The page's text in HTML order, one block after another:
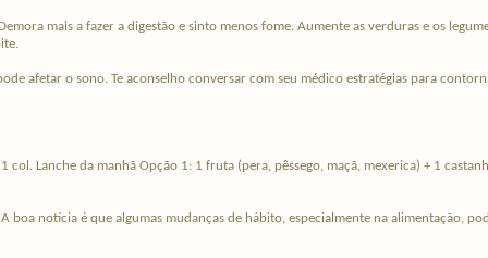
mais a fazer a digestão e sinto menos fome. Aumente as verduras e os
afetar o sono. Te aconselho conversar com seu médico estratégias para
Lanche da manhã Opção 1: 1 fruta (pera, pêssego, maçã, mexerica) + 1
notícia é que algumas mudanças de hábito, especialmente na alimentação,